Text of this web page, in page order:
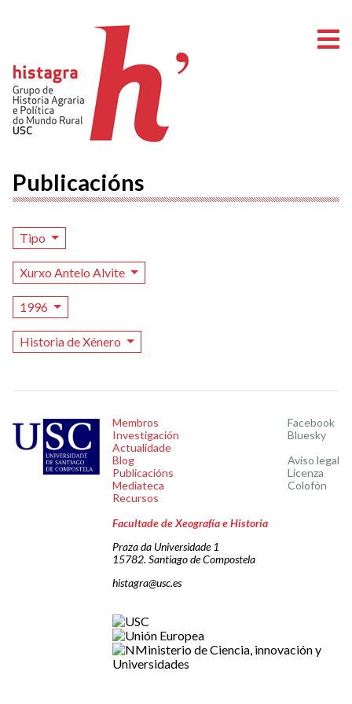
Publicacións
Tipo
Xurxo Antelo Alvite
1996
Historia de Xénero
Membros
Investigación
Actualidade
Blog
Publicacións
Mediateca
Recursos
Facebook
Bluesky
Aviso legal
Licenza
Colofón
Facultade de Xeografía e Historia
Praza da Universidade 1
15782. Santiago de Compostela
histagra@usc.es